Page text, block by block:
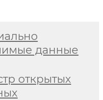
данные
открытых